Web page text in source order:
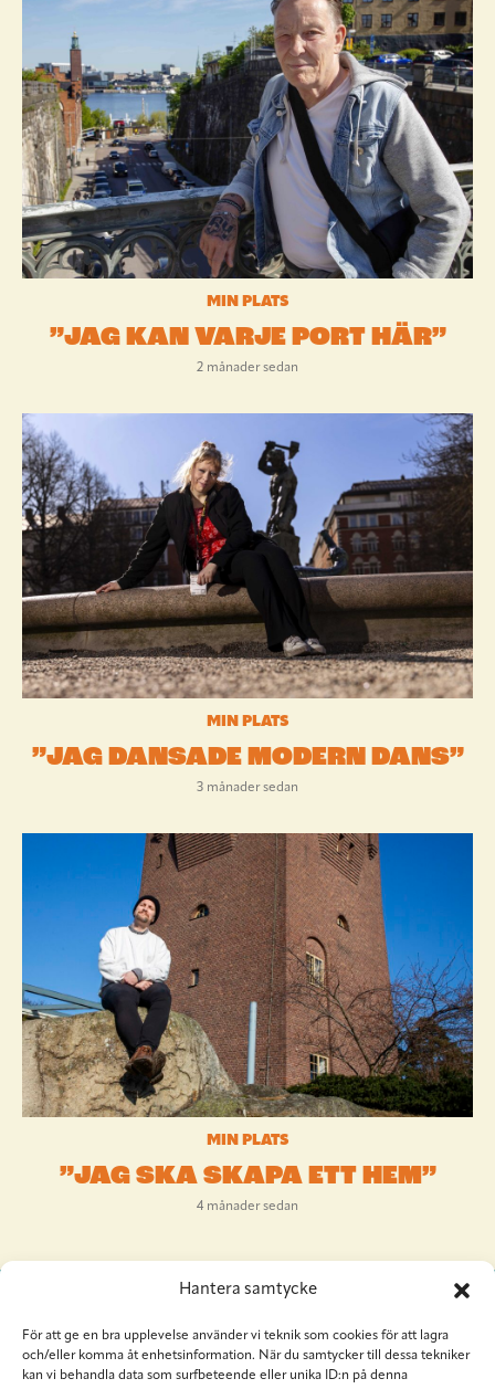
Hantera samtycke
För att ge en bra upplevelse använder vi teknik som cookies för att lagra
och/eller komma åt enhetsinformation. När du samtycker till dessa tekniker
kan vi behandla data som surfbeteende eller unika ID:n på denna
MIN PLATS
”JAG KAN VARJE PORT HÄR”
2 månader sedan
MIN PLATS
”JAG DANSADE MODERN DANS”
3 månader sedan
MIN PLATS
”JAG SKA SKAPA ETT HEM”
4 månader sedan